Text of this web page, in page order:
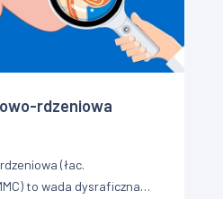
rdzeniowa
(łac.
to wada dysraficzna